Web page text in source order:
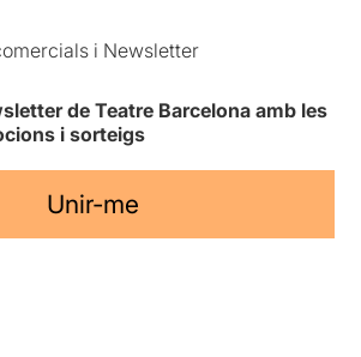
i Newsletter
de Teatre Barcelona amb les
i sorteigs
Unir-me